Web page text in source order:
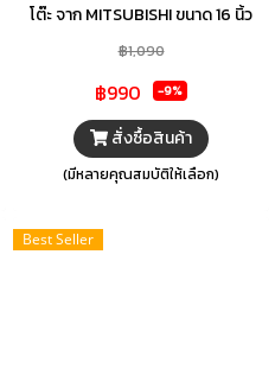
โต๊ะ จาก MITSUBISHI ขนาด 16 นิ้ว
สามารถปรับแรงลมได้ 3 ระดับ
ที่เรียบง่ายสีสันสวยงาม มาพร้อม
มอเตอร์แบบปิดช่วยป้องกันสิ่ง
แปลกปลอมเข้าไปภายใน มี
ประสิทธิภาพสูง ทนทาน และประหยัด
คุณภาพดี มีความแข็งแรง ด้วยการ
฿1,090
฿990 -9%
สั่งซื้อสินค้า
(มีหลายคุณสมบัติให้เลือก)
Best Seller